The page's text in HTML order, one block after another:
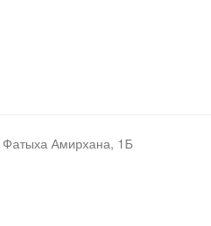
Фатыха Амирхана, 1Б